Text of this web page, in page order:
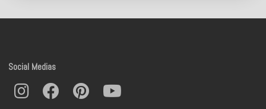
Social Medias